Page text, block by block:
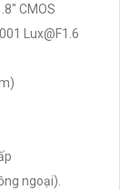
CMOS
Lux@F1.6
ngoại).